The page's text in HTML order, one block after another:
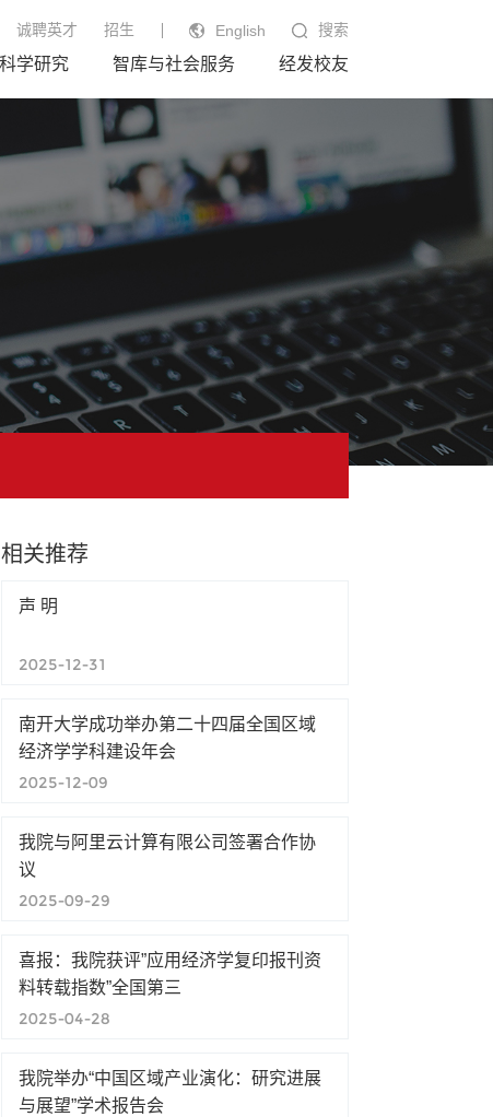
诚聘英才 招生 English 搜索
学研究 智库与社会服务 经发校友
相关推荐
声 明
2025-12-31
南开大学成功举办第二十四届全国区域
经济学学科建设年会
2025-12-09
我院与阿里云计算有限公司签署合作协
议
2025-09-29
喜报：我院获评”应用经济学复印报刊资
料转载指数”全国第三
2025-04-28
我院举办“中国区域产业演化：研究进展
与展望”学术报告会